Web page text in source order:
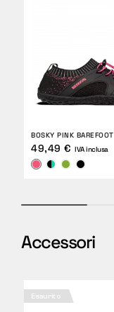
BOSKY PINK BAREFOOT
49,49 € IVA inclusa
Accessori
Esaurito